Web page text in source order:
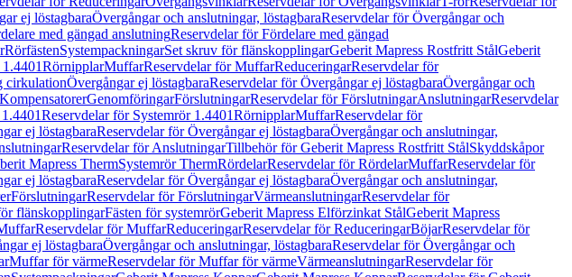
ej löstagbaraÖvergångar och anslutningar, löstagbaraReservdelar för Övergångar och
med gängad anslutningReservdelar för Fördelare med gängad
RörfästenSystempackningarSet skruv för flänskopplingarGeberit Mapress Rostfritt StålGeberit
RörnipplarMuffarReservdelar för MuffarReduceringarReservdelar för
cirkulationÖvergångar ej löstagbaraReservdelar för Övergångar ej löstagbaraÖvergångar och
GenomföringarFörslutningarReservdelar för FörslutningarAnslutningarReservdelar
Reservdelar för Systemrör 1.4401RörnipplarMuffarReservdelar för
ej löstagbaraReservdelar för Övergångar ej löstagbaraÖvergångar och anslutningar,
Reservdelar för AnslutningarTillbehör för Geberit Mapress Rostfritt StålSkyddskåpor
Mapress ThermSystemrör ThermRördelarReservdelar för RördelarMuffarReservdelar för
ej löstagbaraReservdelar för Övergångar ej löstagbaraÖvergångar och anslutningar,
FörslutningarReservdelar för FörslutningarVärmeanslutningarReservdelar för
flänskopplingarFästen för systemrörGeberit Mapress Elförzinkat StålGeberit Mapress
Reservdelar för MuffarReduceringarReservdelar för ReduceringarBöjarReservdelar för
ej löstagbaraÖvergångar och anslutningar, löstagbaraReservdelar för Övergångar och
Muffar för värmeReservdelar för Muffar för värmeVärmeanslutningarReservdelar för